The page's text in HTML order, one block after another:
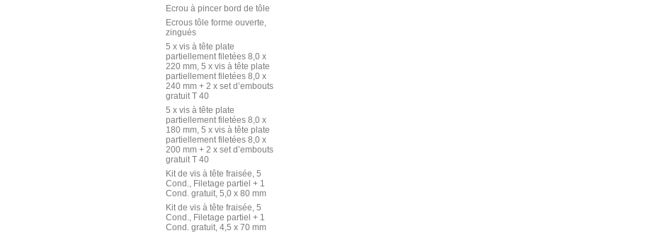
Ecrou à pincer bord de tôle
Ecrous tôle forme ouverte,
zingués
5 x vis à tête plate
partiellement filetées 8,0 x
220 mm, 5 x vis à tête plate
partiellement filetées 8,0 x
240 mm + 2 x set d’embouts
gratuit T 40
5 x vis à tête plate
partiellement filetées 8,0 x
180 mm, 5 x vis à tête plate
partiellement filetées 8,0 x
200 mm + 2 x set d’embouts
gratuit T 40
Kit de vis à tête fraisée, 5
Cond., Filetage partiel + 1
Cond. gratuit, 5,0 x 80 mm
Kit de vis à tête fraisée, 5
Cond., Filetage partiel + 1
Cond. gratuit, 4,5 x 70 mm